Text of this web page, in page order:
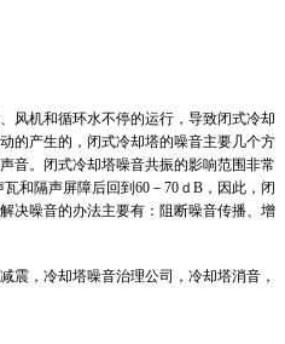
风机和循环水不停的运行，导致闭式冷却
的产生的，闭式冷却塔的噪音主要几个方
音。闭式冷却塔噪音共振的影响范围非常
和隔声屏障后回到60－70ｄB，因此，闭
决噪音的办法主要有：阻断噪音传播、增
震，冷却塔噪音治理公司，冷却塔消音，